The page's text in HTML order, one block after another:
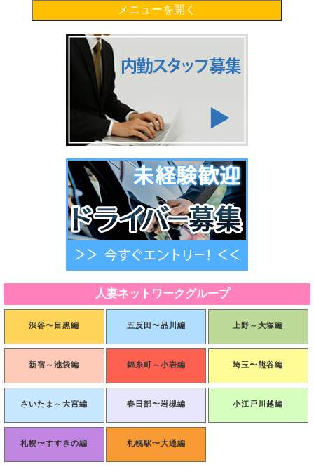
メニューを開く
人妻ネットワークグループ
渋谷〜目黒編 五反田〜品川編 上野～大塚編
新宿～池袋編 錦糸町～小岩編 埼玉〜熊谷編
さいたま～大宮編 春日部〜岩槻編 小江戸川越編
札幌〜すすきの編 札幌駅〜大通編